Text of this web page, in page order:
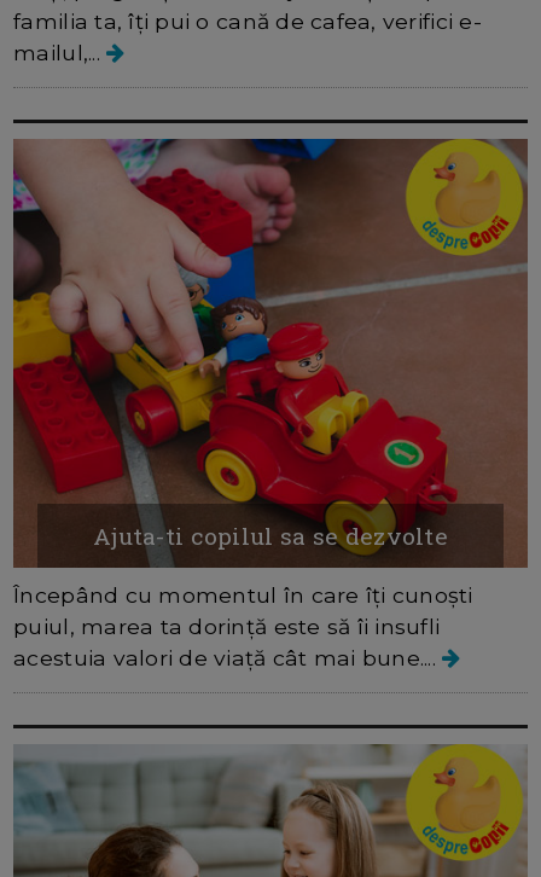
familia ta, îți pui o cană de cafea, verifici e-
mailul,...
Ajuta-ti copilul sa se dezvolte
Începând cu momentul în care îți cunoști
puiul, marea ta dorință este să îi insufli
acestuia valori de viață cât mai bune....